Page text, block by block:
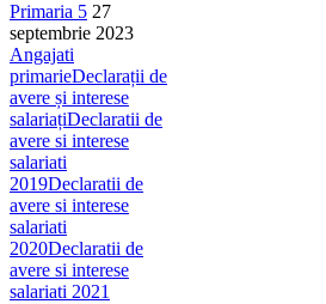
Primaria 5 27
septembrie 2023
Angajati
primarieDeclarații de
avere și interese
salariațiDeclaratii de
avere si interese
salariati
2019Declaratii de
avere si interese
salariati
2020Declaratii de
avere si interese
salariati 2021